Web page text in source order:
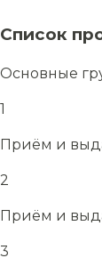
Список
Основные
1
Приём и
2
Приём и
3